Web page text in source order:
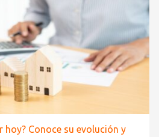
hoy? Conoce su evolución y